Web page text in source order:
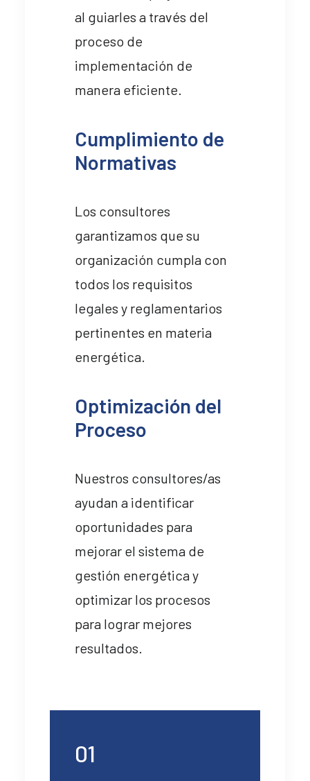
al guiarles a través del
proceso de
implementación de
manera eficiente.
Cumplimiento de
Normativas
Los consultores
garantizamos que su
organización cumpla con
todos los requisitos
legales y reglamentarios
pertinentes en materia
energética.
Optimización del
Proceso
Nuestros consultores/as
ayudan a identificar
oportunidades para
mejorar el sistema de
gestión energética y
optimizar los procesos
para lograr mejores
resultados.
01